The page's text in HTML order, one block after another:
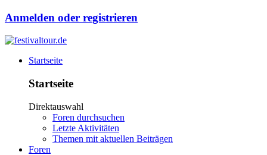
Anmelden oder registrieren
Startseite
Startseite
Direktauswahl
Foren durchsuchen
Letzte Aktivitäten
Themen mit aktuellen Beiträgen
Foren